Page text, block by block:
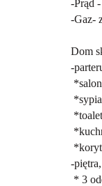
-Prąd
-Gaz-
Dom
-
*salon
-
* 3